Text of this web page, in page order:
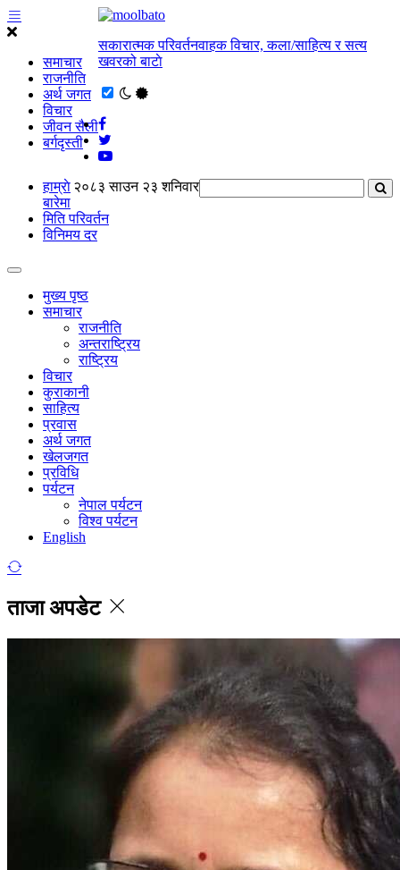
समाचार
राजनीति
अर्थ जगत
विचार
जीवन सैली
बर्गदृस्ती
सकारात्मक परिवर्तनवाहक विचार, कला/साहित्य र सत्य
खवरको बाटाे
२०८३ साउन २३ शनिवार
हाम्राे
बारेमा
मिति परिवर्तन
विनिमय दर
मुख्य पृष्ठ
समाचार
राजनीति
अन्तराष्ट्रिय
राष्ट्रिय
विचार
कुराकानी
साहित्य
प्रवास
अर्थ जगत
खेलजगत
प्रविधि
पर्यटन
नेपाल पर्यटन
विश्व पर्यटन
English
ताजा अपडेट